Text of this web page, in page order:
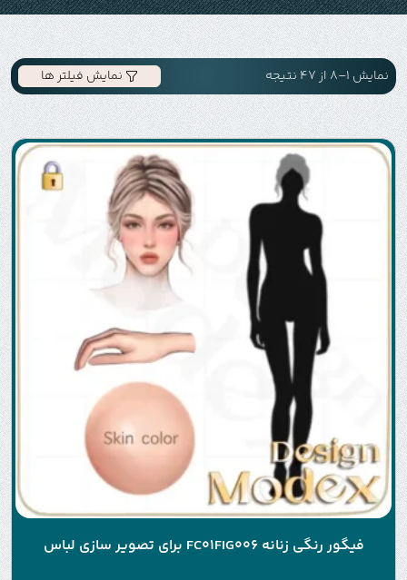
نمایش 1–8 از 47 نتیجه
فیگور رنگی زنانه FC01FIG006 برای تصویر سازی لباس